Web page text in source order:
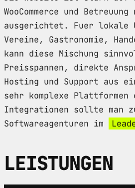
WooCommerce und
ausgerichtet. Fuer lokale
Vereine, Gastronomie,
kann diese Mischung
Preisspannen, direkte
Hosting und Support aus
sehr komplexe
Integrationen sollte man
Softwareagenturen im
LEISTUNGEN